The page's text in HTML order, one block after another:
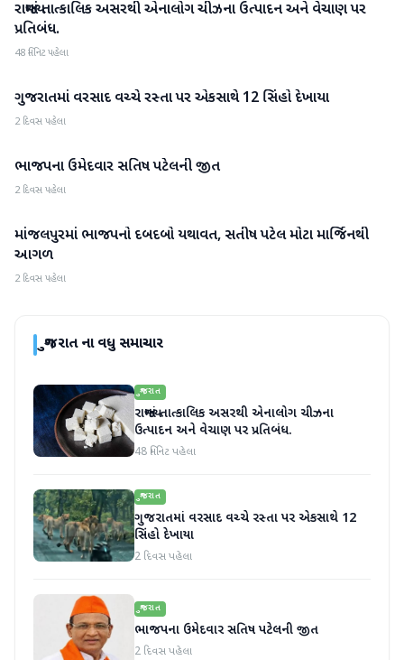
ગુજરાત
રાજ્યમાં તાત્કાલિક અસરથી એનાલોગ ચીઝના ઉત્પાદન અને વેચાણ પર
પ્રતિબંધ.
48 મિનિટ પહેલા
ગુજરાત
ગુજરાતમાં વરસાદ વચ્ચે રસ્તા પર એકસાથે 12 સિંહો દેખાયા
2 દિવસ પહેલા
ગુજરાત
ભાજપના ઉમેદવાર સતિષ પટેલની જીત
2 દિવસ પહેલા
ગુજરાત
માંજલપુરમાં ભાજપનો દબદબો યથાવત, સતીષ પટેલ મોટા માર્જિનથી
આગળ
2 દિવસ પહેલા
ગુજરાતના વધુ સમાચાર
ગુજરાત
રાજ્યમાં તાત્કાલિક અસરથી એનાલોગ ચીઝના
ઉત્પાદન અને વેચાણ પર પ્રતિબંધ.
48 મિનિટ પહેલા
ગુજરાત
ગુજરાતમાં વરસાદ વચ્ચે રસ્તા પર એકસાથે 12
સિંહો દેખાયા
2 દિવસ પહેલા
ગુજરાત
ભાજપના ઉમેદવાર સતિષ પટેલની જીત
2 દિવસ પહેલા